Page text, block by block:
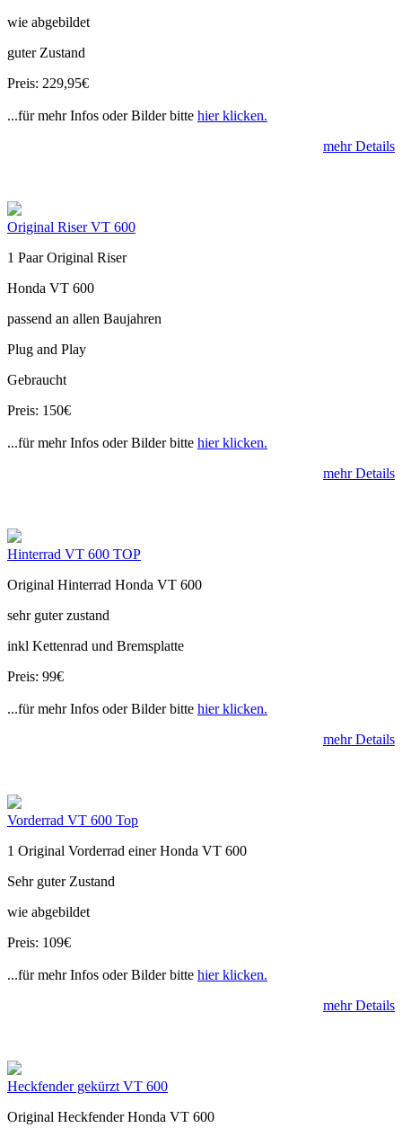
wie abgebildet
guter Zustand
Preis: 229,95€
...für mehr Infos oder Bilder bitte hier klicken.
mehr Details
Original Riser VT 600
1 Paar Original Riser
Honda VT 600
passend an allen Baujahren
Plug and Play
Gebraucht
Preis: 150€
...für mehr Infos oder Bilder bitte hier klicken.
mehr Details
Hinterrad VT 600 TOP
Original Hinterrad Honda VT 600
sehr guter zustand
inkl Kettenrad und Bremsplatte
Preis: 99€
...für mehr Infos oder Bilder bitte hier klicken.
mehr Details
Vorderrad VT 600 Top
1 Original Vorderrad einer Honda VT 600
Sehr guter Zustand
wie abgebildet
Preis: 109€
...für mehr Infos oder Bilder bitte hier klicken.
mehr Details
Heckfender gekürzt VT 600
Original Heckfender Honda VT 600